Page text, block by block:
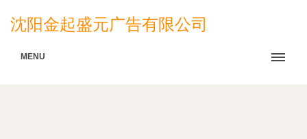
沈阳金起盛元广告有限公司
MENU